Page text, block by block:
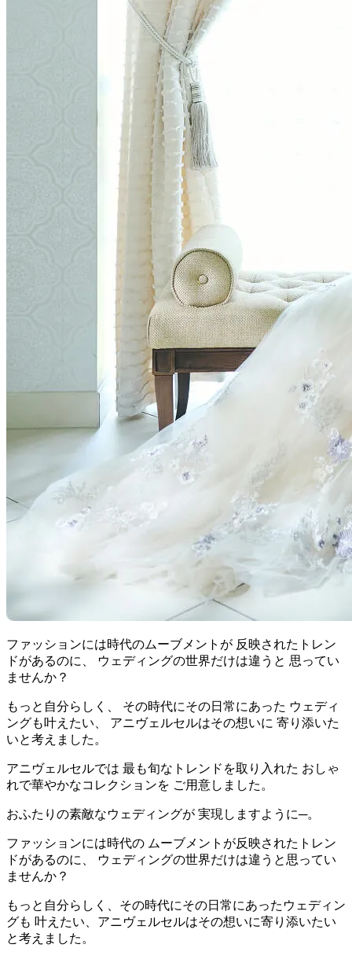
ファッションには時代のムーブメントが 反映されたトレン
ドがあるのに、 ウェディングの世界だけは違うと 思ってい
ませんか？
もっと自分らしく、 その時代にその日常にあった ウェディ
ングも叶えたい、 アニヴェルセルはその想いに 寄り添いた
いと考えました。
アニヴェルセルでは 最も旬なトレンドを取り入れた おしゃ
れで華やかなコレクションを ご用意しました。
おふたりの素敵なウェディングが 実現しますように─。
ファッションには時代の ムーブメントが反映されたトレン
ドがあるのに、 ウェディングの世界だけは違うと思ってい
ませんか？
もっと自分らしく、その時代にその日常にあったウェディン
グも 叶えたい、アニヴェルセルはその想いに寄り添いたい
と考えました。